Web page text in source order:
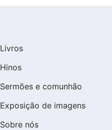
Livros
Hinos
Sermões e comunhão
Exposição de imagens
Sobre nós